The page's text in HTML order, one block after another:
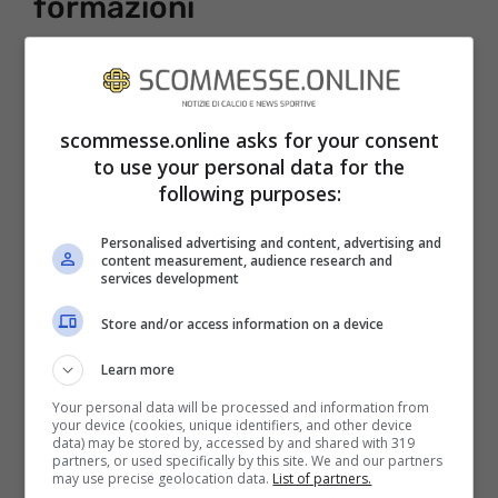
formazioni
La gara è in programma sabato 17 dicembre
alle 20.45, e sarà trasmessa in diretta tv in
Italia suDAZN, che avrà l’esclusiva sulla
partita, non rientra infatti tra le tre gare che
scommesse.online asks for your consent
to use your personal data for the
following purposes:
Personalised advertising and content, advertising and
content measurement, audience research and
services development
Store and/or access information on a device
Learn more
Your personal data will be processed and information from
your device (cookies, unique identifiers, and other device
data) may be stored by, accessed by and shared with 319
partners, or used specifically by this site. We and our partners
may use precise geolocation data. List of partners.